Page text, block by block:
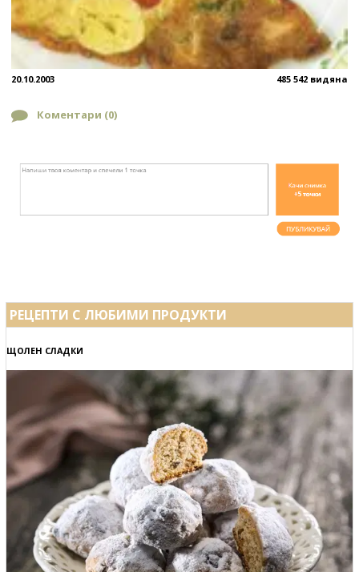
20.10.2003 485 542 видяна
Коментари (0)
РЕЦЕПТИ С ЛЮБИМИ ПРОДУКТИ
ЩОЛЕН СЛАДКИ